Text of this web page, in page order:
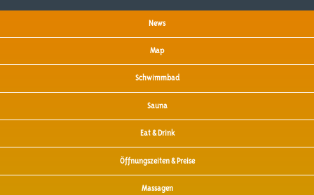
News
Map
Schwimmbad
Sauna
Eat & Drink
Öffnungszeiten & Preise
Massagen